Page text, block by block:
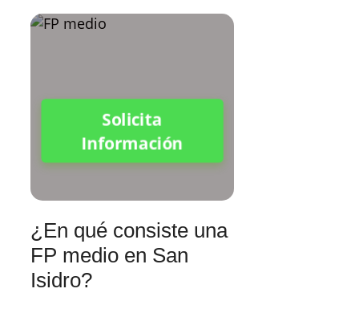
Solicita
Información
¿En qué consiste una
FP medio en San
Isidro?